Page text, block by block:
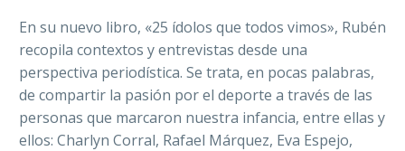
En su nuevo libro, «25 ídolos que todos vimos», Rubén
recopila contextos y entrevistas desde una
perspectiva periodística. Se trata, en pocas palabras,
de compartir la pasión por el deporte a través de las
personas que marcaron nuestra infancia, entre ellas y
ellos: Charlyn Corral, Rafael Márquez, Eva Espejo,